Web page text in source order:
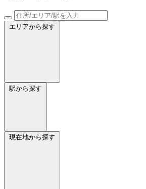
エリアから探す
駅から探す
現在地から探す